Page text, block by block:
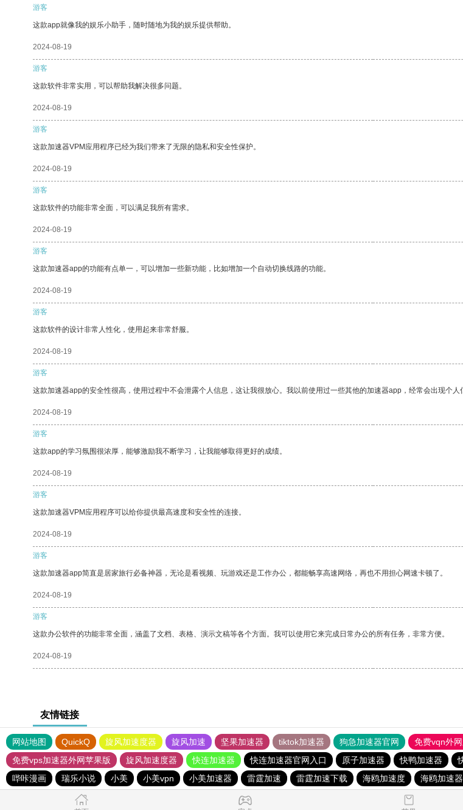
游客
这款app就像我的娱乐小助手，随时随地为我的娱乐提供帮助。
2024-08-19
游客
这款软件非常实用，可以帮助我解决很多问题。
2024-08-19
游客
这款加速器VPM应用程序已经为我们带来了无限的隐私和安全性保护。
2024-08-19
游客
这款软件的功能非常全面，可以满足我所有需求。
2024-08-19
游客
这款加速器app的功能有点单一，可以增加一些新功能，比如增加一个自动切换线路的功能。
2024-08-19
游客
这款软件的设计非常人性化，使用起来非常舒服。
2024-08-19
游客
这款加速器app的安全性很高，使用过程中不会泄露个人信息，这让我很放心。我以前使用过一些其他的加速器app，经常会出现个人
2024-08-19
游客
这款app的学习氛围很浓厚，能够激励我不断学习，让我能够取得更好的成绩。
2024-08-19
游客
这款加速器VPM应用程序可以给你提供最高速度和安全性的连接。
2024-08-19
游客
这款加速器app简直是居家旅行必备神器，无论是看视频、玩游戏还是工作办公，都能畅享高速网络，再也不用担心网速卡顿了。
2024-08-19
游客
这款办公软件的功能非常全面，涵盖了文档、表格、演示文稿等各个方面。我可以使用它来完成日常办公的所有任务，非常方便。
2024-08-19
友情链接
网站地图 QuickQ 旋风加速度器 旋风加速 坚果加速器 tiktok加速器 狗急加速器官网 免费vqn外
免费vps加速器外网苹果版
旋风加速度器 快连加速器 快连加速器官网入口 原子加速器 快鸭加速器
哔咔漫画
瑞乐小说 小美 小美vpn 小美加速器 雷霆加速 雷霆加速下载 海鸥加速度 海鸥加速